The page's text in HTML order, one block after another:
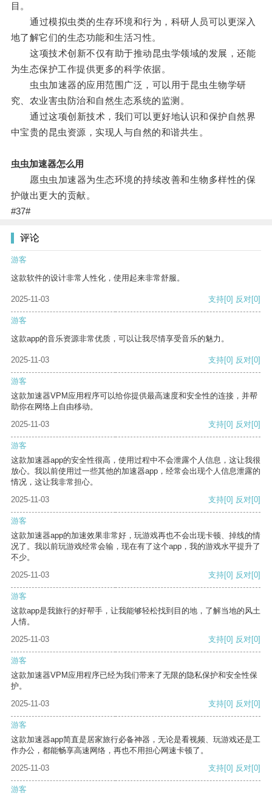
目。
通过模拟虫类的生存环境和行为，科研人员可以更深入
地了解它们的生态功能和生活习性。
这项技术创新不仅有助于推动昆虫学领域的发展，还能
为生态保护工作提供更多的科学依据。
虫虫加速器的应用范围广泛，可以用于昆虫生物学研
究、农业害虫防治和自然生态系统的监测。
通过这项创新技术，我们可以更好地认识和保护自然界
中宝贵的昆虫资源，实现人与自然的和谐共生。
虫虫加速器怎么用
愿虫虫加速器为生态环境的持续改善和生物多样性的保
护做出更大的贡献。
#37#
评论
游客
这款软件的设计非常人性化，使用起来非常舒服。
2025-11-03 支持[0] 反对[0]
游客
这款app的音乐资源非常优质，可以让我尽情享受音乐的魅力。
2025-11-03 支持[0] 反对[0]
游客
这款加速器VPM应用程序可以给你提供最高速度和安全性的连接，并帮
助你在网络上自由移动。
2025-11-03
支持[0] 反对[0]
游客
这款加速器app的安全性很高，使用过程中不会泄露个人信息，这让我很
放心。我以前使用过一些其他的加速器app，经常会出现个人信息泄露的
情况，这让我非常担心。
2025-11-03
支持[0] 反对[0]
游客
这款加速器app的加速效果非常好，玩游戏再也不会出现卡顿、掉线的情
况了。我以前玩游戏经常会输，现在有了这个app，我的游戏水平提升了
不少。
2025-11-03
支持[0] 反对[0]
游客
这款app是我旅行的好帮手，让我能够轻松找到目的地，了解当地的风土
人情。
2025-11-03
支持[0] 反对[0]
游客
这款加速器VPM应用程序已经为我们带来了无限的隐私保护和安全性保
护。
2025-11-03
支持[0] 反对[0]
游客
这款加速器app简直是居家旅行必备神器，无论是看视频、玩游戏还是工
作办公，都能畅享高速网络，再也不用担心网速卡顿了。
2025-11-03
支持[0] 反对[0]
游客